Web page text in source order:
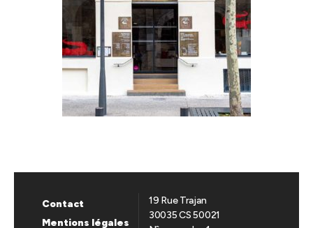
Contact
Mentions légales
19 Rue Trajan
30035 CS 50021